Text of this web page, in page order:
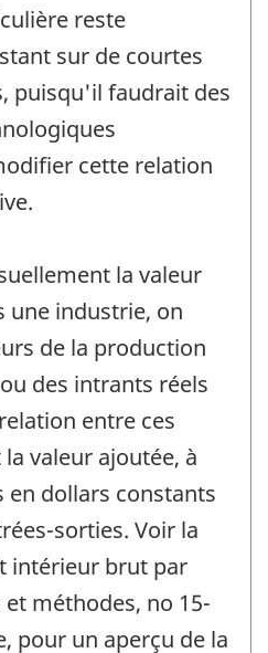
reste
sur de courtes
puisqu'il faudrait des
cette relation
la valeur
une industrie, on
de la production
des intrants réels
entre ces
valeur ajoutée, à
en dollars constants
sorties. Voir la
intérieur brut par
méthodes, no 15-
pour un aperçu de la